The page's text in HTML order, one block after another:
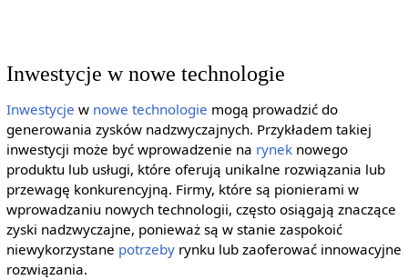
Inwestycje w nowe technologie
Inwestycje w nowe technologie mogą prowadzić do
generowania zysków nadzwyczajnych. Przykładem takiej
inwestycji może być wprowadzenie na ryneknowego
produktu lub usługi, które oferują unikalne rozwiązania lub
przewagę konkurencyjną. Firmy, które są pionierami w
wprowadzaniu nowych technologii, często osiągają znaczące
zyski nadzwyczajne, ponieważ są w stanie zaspokoić
niewykorzystane potrzebyrynku lub zaoferować innowacyjne
rozwiązania.